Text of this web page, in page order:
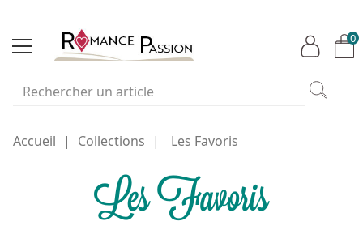
0
Accueil Collections Les Favoris
Les Favoris